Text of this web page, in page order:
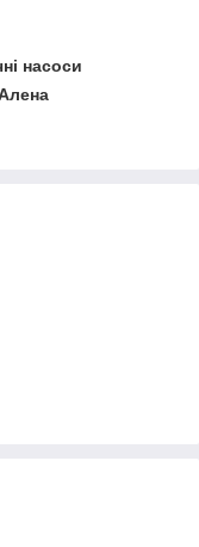
насоси